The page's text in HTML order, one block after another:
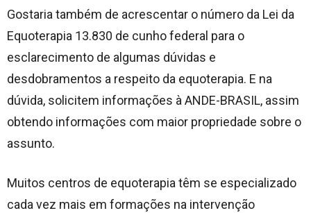
Gostaria também de acrescentar o número da Lei da
Equoterapia 13.830 de cunho federal para o
esclarecimento de algumas dúvidas e
desdobramentos a respeito da equoterapia. E na
dúvida, solicitem informações à ANDE-BRASIL, assim
obtendo informações com maior propriedade sobre o
assunto.
Muitos centros de equoterapia têm se especializado
cada vez mais em formações na intervenção